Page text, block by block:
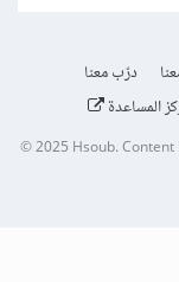
درّب معنا
المساعدة
© 2025 Hsoub.